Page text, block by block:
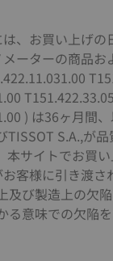
、お買い上げの
メーターの商品
) は36ヶ月間
TISSOT S.A.,が
本サイトでお買
客様に引き渡さ
及び製造上の欠陥
る意味での欠陥